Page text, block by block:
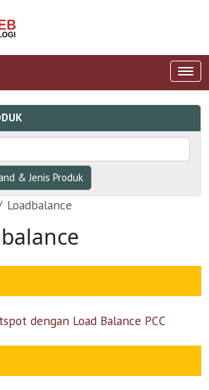
& Jenis Produk
Loadbalance
dengan Load Balance PCC